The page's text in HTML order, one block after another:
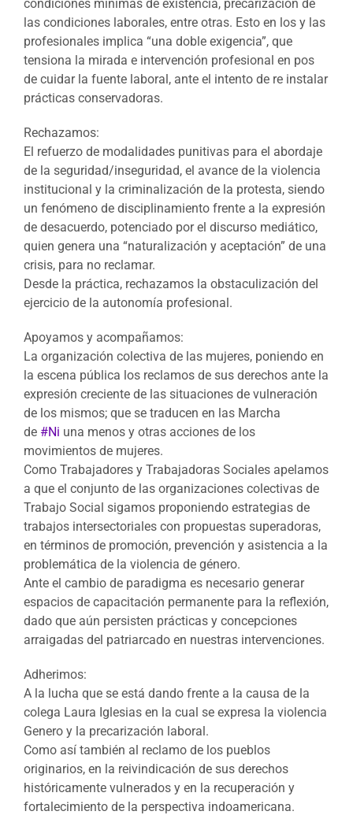
condiciones mínimas de existencia, precarización de
las condiciones laborales, entre otras. Esto en los y las
profesionales implica “una doble exigencia”, que
tensiona la mirada e intervención profesional en pos
de cuidar la fuente laboral, ante el intento de re instalar
prácticas conservadoras.
Rechazamos:
El refuerzo de modalidades punitivas para el abordaje
de la seguridad/inseguridad, el avance de la violencia
institucional y la criminalización de la protesta, siendo
un fenómeno de disciplinamiento frente a la expresión
de desacuerdo, potenciado por el discurso mediático,
quien genera una “naturalización y aceptación” de una
crisis, para no reclamar.
Desde la práctica, rechazamos la obstaculización del
ejercicio de la autonomía profesional.
Apoyamos y acompañamos:
La organización colectiva de las mujeres, poniendo en
la escena pública los reclamos de sus derechos ante la
expresión creciente de las situaciones de vulneración
de los mismos; que se traducen en las Marcha
de #Ni una menos y otras acciones de los
movimientos de mujeres.
Como Trabajadores y Trabajadoras Sociales apelamos
a que el conjunto de las organizaciones colectivas de
Trabajo Social sigamos proponiendo estrategias de
trabajos intersectoriales con propuestas superadoras,
en términos de promoción, prevención y asistencia a la
problemática de la violencia de género.
Ante el cambio de paradigma es necesario generar
espacios de capacitación permanente para la reflexión,
dado que aún persisten prácticas y concepciones
arraigadas del patriarcado en nuestras intervenciones.
Adherimos:
A la lucha que se está dando frente a la causa de la
colega Laura Iglesias en la cual se expresa la violencia
Genero y la precarización laboral.
Como así también al reclamo de los pueblos
originarios, en la reivindicación de sus derechos
históricamente vulnerados y en la recuperación y
fortalecimiento de la perspectiva indoamericana.